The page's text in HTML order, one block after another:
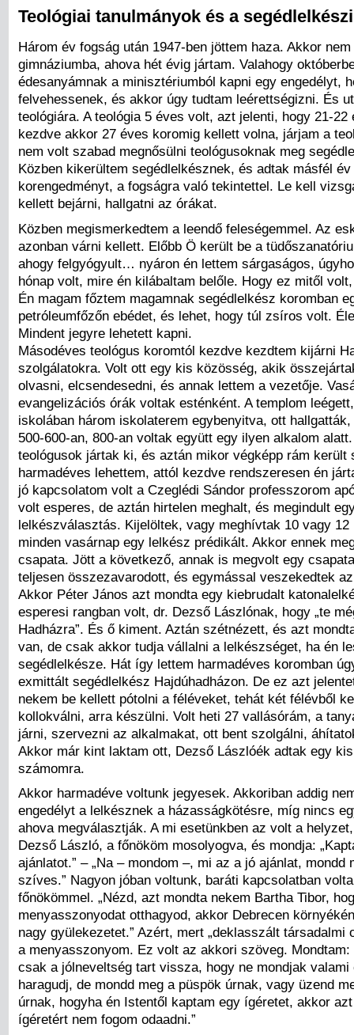
Teológiai tanulmányok és a
Három év fogság után 1947-ben jöttem haza. Akkor
gimnáziumba, ahova hét évig jártam. Valahogy
édesanyámnak a minisztériumból kapni egy engedélyt,
felvehessenek, és akkor úgy tudtam leérettségizni. És
teológiára. A teológia 5 éves volt, azt jelenti, hogy 21-22
kezdve akkor 27 éves koromig kellett volna, járjam a
nem volt szabad megnősülni teológusoknak meg
Közben kikerültem segédlelkésznek, és adtak másfél év
korengedményt, a fogságra való tekintettel. Le kell
kellett bejárni, hallgatni az órákat.
Közben megismerkedtem a leendő feleségemmel. Az
azonban várni kellett. Előbb Ö került be a
ahogy felgyógyult… nyáron én lettem sárgaságos,
hónap volt, mire én kilábaltam belőle. Hogy ez mitől
Én magam főztem magamnak segédlelkész koromban
petróleumfőzőn ebédet, és lehet, hogy túl zsíros volt.
Mindent jegyre lehetett kapni.
Másodéves teológus koromtól kezdve kezdtem kijárni
szolgálatokra. Volt ott egy kis közösség, akik
olvasni, elcsendesedni, és annak lettem a vezetője.
evangelizációs órák voltak esténként. A templom
iskolában három iskolaterem egybenyitva, ott
500-600-an, 800-an voltak együtt egy ilyen alkalom
teológusok jártak ki, és aztán mikor végképp rám került
harmadéves lehettem, attól kezdve rendszeresen én
jó kapcsolatom volt a Czeglédi Sándor professzorom
volt esperes, de aztán hirtelen meghalt, és megindult
lelkészválasztás. Kijelöltek, vagy meghívtak 10 vagy
minden vasárnap egy lelkész prédikált. Akkor ennek
csapata. Jött a következő, annak is megvolt egy
teljesen összezavarodott, és egymással veszekedtek
Akkor Péter János azt mondta egy kiebrudalt
esperesi rangban volt, dr. Dezső Lászlónak, hogy „te
Hadházra”. És ő kiment. Aztán szétnézett, és azt
van, de csak akkor tudja vállalni a lelkészséget, ha én
segédlelkésze. Hát így lettem harmadéves koromban
exmittált segédlelkész Hajdúhadházon. De ez azt
nekem be kellett pótolni a féléveket, tehát két félévből
kollokválni, arra készülni. Volt heti 27 vallásórám, a
járni, szervezni az alkalmakat, ott bent szolgálni,
Akkor már kint laktam ott, Dezső Lászlóék adtak egy
számomra.
Akkor harmadéve voltunk jegyesek. Akkoriban addig
engedélyt a lelkésznek a házasságkötésre, míg nincs
ahova megválasztják. A mi esetünkben az volt a
Dezső László, a főnököm mosolyogva, és mondja:
ajánlatot.” – „Na – mondom –, mi az a jó ajánlat, mondd
szíves.” Nagyon jóban voltunk, baráti kapcsolatban
főnökömmel. „Nézd, azt mondta nekem Bartha Tibor,
menyasszonyodat otthagyod, akkor Debrecen
nagy gyülekezetet.” Azért, mert „deklasszált társadalmi
a menyasszonyom. Ez volt az akkori szöveg. Mondtam:
csak a jólneveltség tart vissza, hogy ne mondjak
haragudj, de mondd meg a püspök úrnak, vagy üzend
úrnak, hogyha én Istentől kaptam egy ígéretet, akkor
ígéretért nem fogom odaadni.”